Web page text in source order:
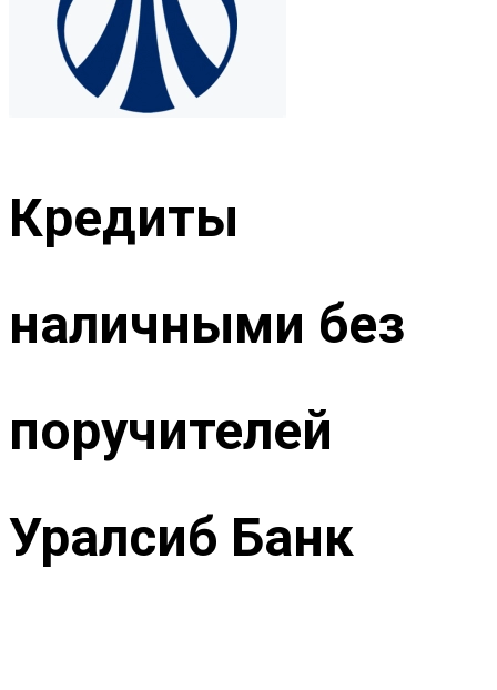
Кредиты
наличными без
поручителей
Уралсиб Банк